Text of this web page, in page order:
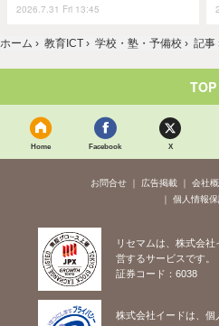
2026.7.31 Fri 13:45
ホーム › 教育ICT › 学校・塾・予備校 › 記事
TOP
Home Facebook X
お問合せ 広告掲載 会社
個人情報
リセマムは、株式会
営するサービスです。
証券コード：6038
株式会社イードは、個